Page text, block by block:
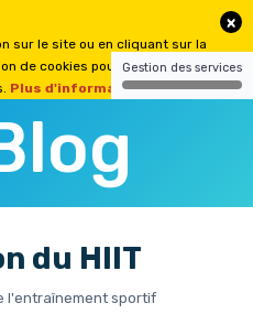
du HIIT
l'entraînement sportif